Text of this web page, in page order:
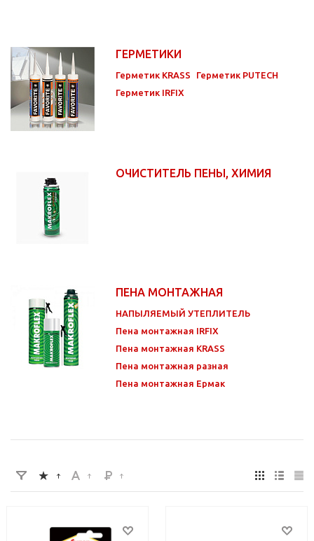
ГЕРМЕТИКИ
Герметик KRASS
Герметик PUTECH
Герметик IRFIX
ОЧИСТИТЕЛЬ ПЕНЫ, ХИМИЯ
ПЕНА МОНТАЖНАЯ
НАПЫЛЯЕМЫЙ УТЕПЛИТЕЛЬ
Пена монтажная IRFIX
Пена монтажная KRASS
Пена монтажная разная
Пена монтажная Ермак